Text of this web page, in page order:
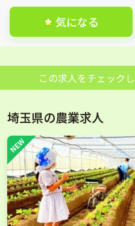
気になる
この求人をチェック
埼玉県の農業求人